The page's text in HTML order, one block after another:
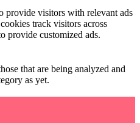
provide visitors with relevant ads
track visitors across
provide customized ads.
that are being analyzed and
as yet.